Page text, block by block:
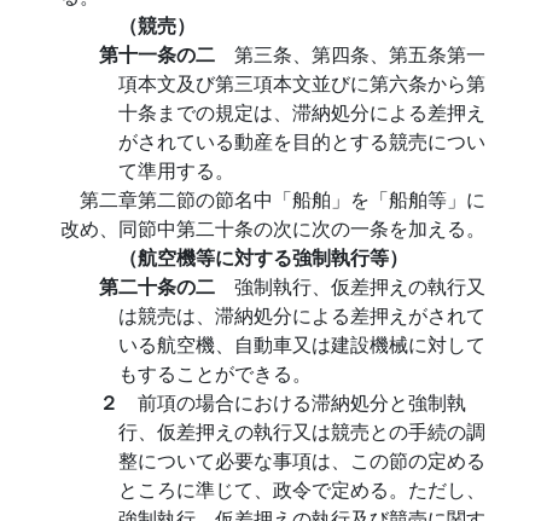
（競売）
第十一条の二 第三条、第四条、第五条第一
項本文及び第三項本文並びに第六条から第
十条までの規定は、滞納処分による差押え
がされている動産を目的とする競売につい
て準用する。
第二章第二節の節名中「船舶」を「船舶等」に
改め、同節中第二十条の次に次の一条を加える。
（航空機等に対する強制執行等）
第二十条の二 強制執行、仮差押えの執行又
は競売は、滞納処分による差押えがされて
いる航空機、自動車又は建設機械に対して
もすることができる。
２ 前項の場合における滞納処分と強制執
行、仮差押えの執行又は競売との手続の調
整について必要な事項は、この節の定める
ところに準じて、政令で定める。ただし、